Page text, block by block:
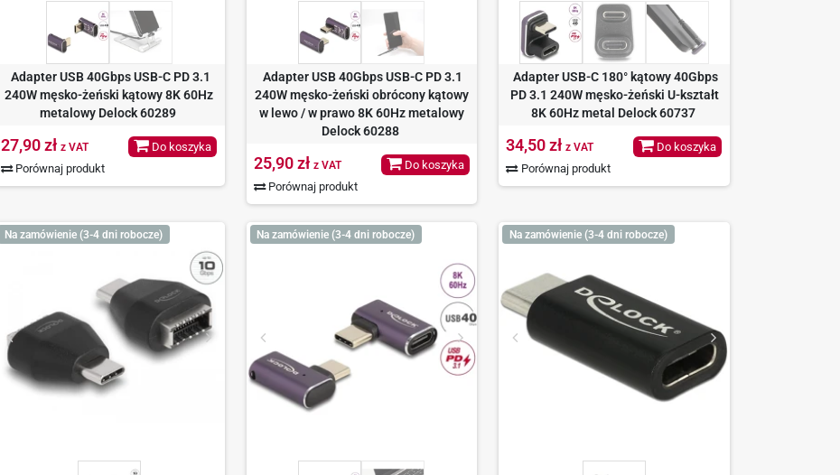
Adapter USB 40Gbps USB-C PD 3.1
240W męsko-żeński kątowy 8K 60Hz
metalowy Delock 60289
27,90 zł z VAT
Porównaj produkt
Do koszyka
Adapter USB 40Gbps USB-C PD 3.1
240W męsko-żeński obrócony kątowy
w lewo / w prawo 8K 60Hz metalowy
Delock 60288
25,90 zł z VAT
Porównaj produkt
Do koszyka
Adapter USB-C 180° kątowy 40Gbps
PD 3.1 240W męsko-żeński U-kształt
8K 60Hz metal Delock 60737
34,50 złz VAT
Porównaj produkt
Do koszyka
Na zamówienie (3-4 dni robocze) Na zamówienie (3-4 dni robocze) Na zamówienie (3-4 dni robocze)